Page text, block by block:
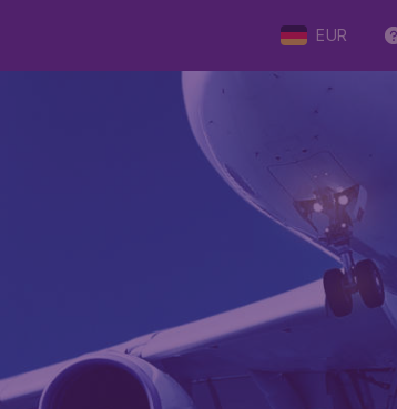
EUR